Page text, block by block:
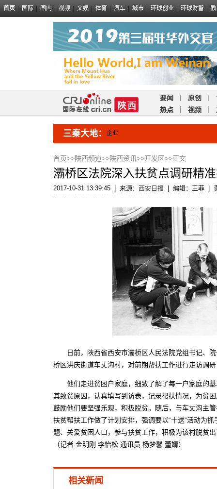
首页 国际 国内 视频 文娱 体育 汽车 城市 环球创业 环球财智
要闻 原创
热点
视频
三秦大地： 企业
首页>>陕西频道>>陕西资讯>>开发区>>正文
灞桥区法院深入扶贫点调研精
2017-10-31 13:39:45 来源： 西安日报 编辑：王菲
日前，陕西省西安市灞桥区人民法院党组书记、院
桥区洪庆街道车丈沟村，对前期帮扶工作进行走访调
他们走进贫困户家庭，细致了解了每一户家庭的基
其致贫原因，认真填写到访表，记录帮扶情况，为贫
鼓励他们要坚强乐观，积极脱贫。随后，与车丈沟主
扶贫帮扶工作做了计划安排，强调要以“十送”活动为
题、关爱贫困人口，参与扶贫工作，积极为该村脱贫
（记者 金明刚 李怡松 通讯员 杨梦馨 董婧）
相关新闻